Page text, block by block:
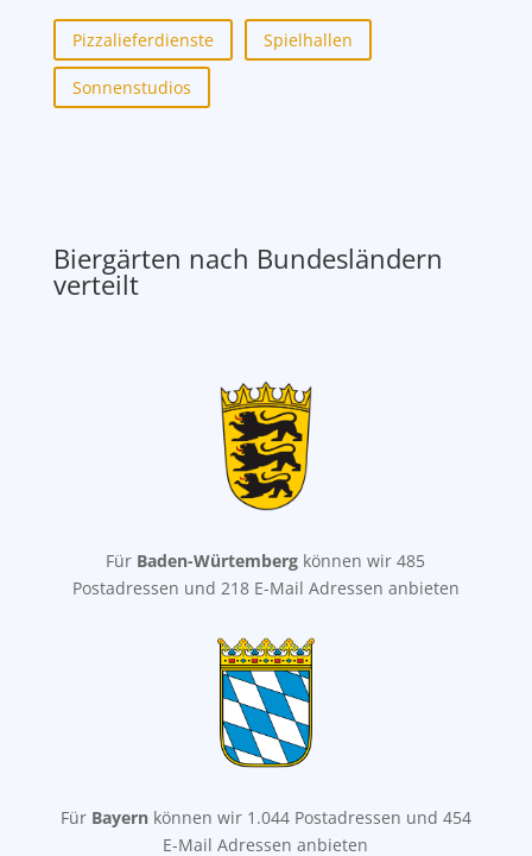
Pizzalieferdienste Spielhallen
Sonnenstudios
Biergärten nach Bundesländern
verteilt
Für Baden-Würtemberg können wir 485
Postadressen und 218 E-Mail Adressen anbieten
Für Bayernkönnen wir 1.044 Postadressen und 454
E-Mail Adressen anbieten